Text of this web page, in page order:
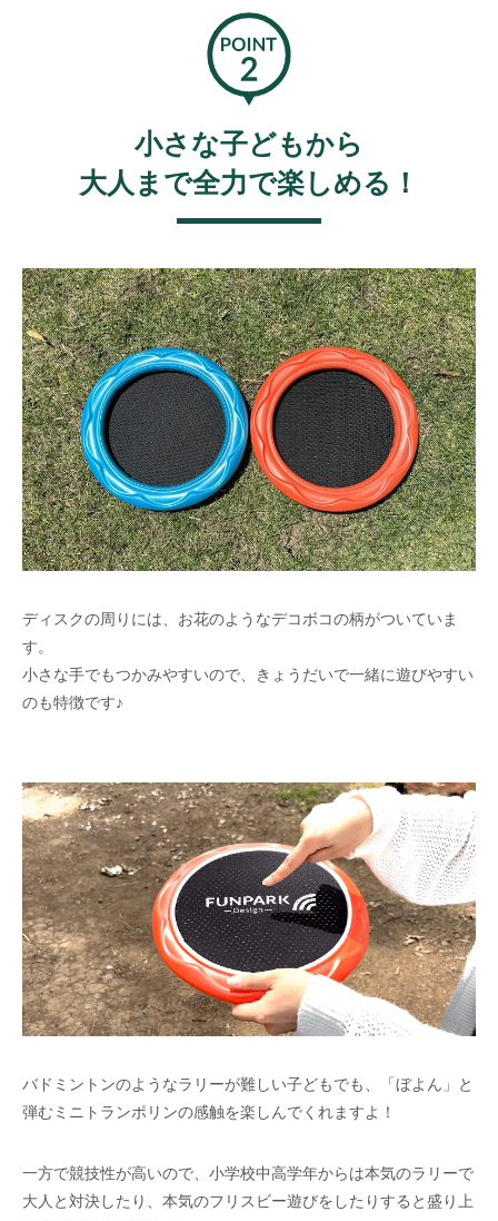
小さな子どもから
大人まで全力で楽しめる！
ディスクの周りには、お花のようなデコボコの柄がついていま
す。
小さな手でもつかみやすいので、きょうだいで一緒に遊びやすい
のも特徴です♪
バドミントンのようなラリーが難しい子どもでも、「ぼよん」と
弾むミニトランポリンの感触を楽しんでくれますよ！
一方で競技性が高いので、小学校中高学年からは本気のラリーで
大人と対決したり、本気のフリスビー遊びをしたりすると盛り上